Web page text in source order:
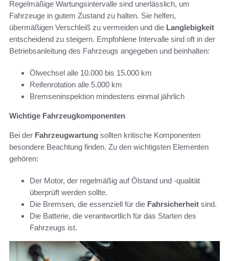
Regelmäßige Wartungsintervalle sind unerlässlich, um
Fahrzeuge in gutem Zustand zu halten. Sie helfen,
übermäßigen Verschleiß zu vermeiden und die Langlebigkeit
entscheidend zu steigern. Empfohlene Intervalle sind oft in der
Betriebsanleitung des Fahrzeugs angegeben und beinhalten:
Ölwechsel alle 10.000 bis 15.000 km
Reifenrotation alle 5.000 km
Bremseninspektion mindestens einmal jährlich
Wichtige Fahrzeugkomponenten
Bei der Fahrzeugwartung sollten kritische Komponenten
besondere Beachtung finden. Zu den wichtigsten Elementen
gehören:
Der Motor, der regelmäßig auf Ölstand und -qualität
überprüft werden sollte.
Die Bremsen, die essenziell für die Fahrsicherheit sind.
Die Batterie, die verantwortlich für das Starten des
Fahrzeugs ist.